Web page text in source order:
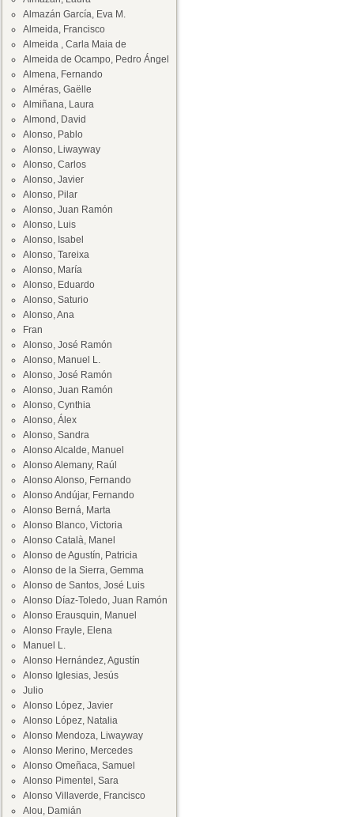
Almazán García, Eva M.
Almeida, Francisco
Almeida , Carla Maia de
Almeida de Ocampo, Pedro Ángel
Almena, Fernando
Alméras, Gaëlle
Almiñana, Laura
Almond, David
Alonso, Pablo
Alonso, Liwayway
Alonso, Carlos
Alonso, Javier
Alonso, Pilar
Alonso, Juan Ramón
Alonso, Luis
Alonso, Isabel
Alonso, Tareixa
Alonso, María
Alonso, Eduardo
Alonso, Saturio
Alonso, Ana
Fran
Alonso, José Ramón
Alonso, Manuel L.
Alonso, José Ramón
Alonso, Juan Ramón
Alonso, Cynthia
Alonso, Álex
Alonso, Sandra
Alonso Alcalde, Manuel
Alonso Alemany, Raúl
Alonso Alonso, Fernando
Alonso Andújar, Fernando
Alonso Berná, Marta
Alonso Blanco, Victoria
Alonso Català, Manel
Alonso de Agustín, Patricia
Alonso de la Sierra, Gemma
Alonso de Santos, José Luis
Alonso Díaz-Toledo, Juan Ramón
Alonso Erausquin, Manuel
Alonso Frayle, Elena
Manuel L.
Alonso Hernández, Agustín
Alonso Iglesias, Jesús
Julio
Alonso López, Javier
Alonso López, Natalia
Alonso Mendoza, Liwayway
Alonso Merino, Mercedes
Alonso Omeñaca, Samuel
Alonso Pimentel, Sara
Alonso Villaverde, Francisco
Alou, Damián